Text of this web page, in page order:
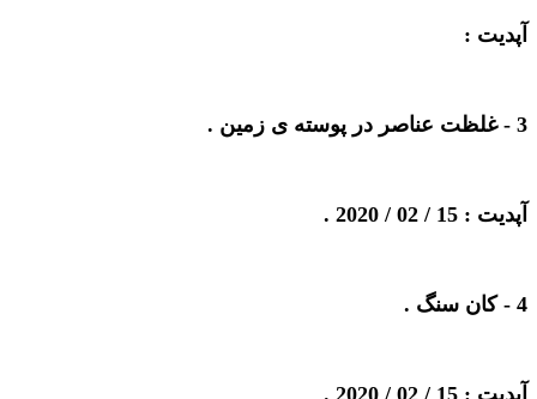
آپدیت :
3 - غلظت عناصر در پوسته ی زمین .
آپدیت : 15 / 02 / 2020 .
4 - کان سنگ .